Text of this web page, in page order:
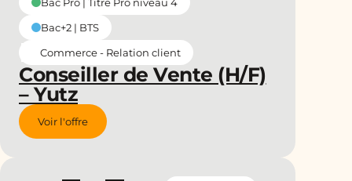
Conseiller de Vente (H/F)
– Yutz
Bac+2 | BTS
Commerce - Relation client
Voir l'offre